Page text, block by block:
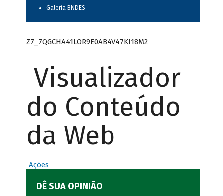
Galeria BNDES
Z7_7QGCHA41LOR9E0AB4V47KI18M2
Visualizador
do Conteúdo
da Web
Ações
DÊ SUA OPINIÃO